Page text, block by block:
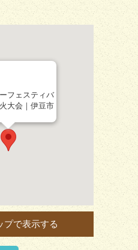
フェスティバ
大会｜伊豆市
プで表示する